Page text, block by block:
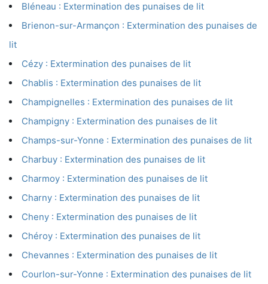
Bléneau : Extermination des punaises de lit
Brienon-sur-Armançon : Extermination des punaises de
lit
Cézy : Extermination des punaises de lit
Chablis : Extermination des punaises de lit
Champignelles : Extermination des punaises de lit
Champigny : Extermination des punaises de lit
Champs-sur-Yonne : Extermination des punaises de lit
Charbuy : Extermination des punaises de lit
Charmoy : Extermination des punaises de lit
Charny : Extermination des punaises de lit
Cheny : Extermination des punaises de lit
Chéroy : Extermination des punaises de lit
Chevannes : Extermination des punaises de lit
Courlon-sur-Yonne : Extermination des punaises de lit